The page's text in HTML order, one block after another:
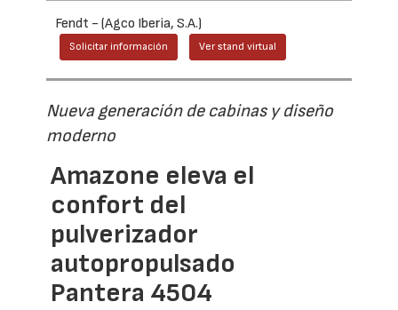
Fendt - (Agco Iberia, S.A.)
Solicitar información Ver stand virtual
Nueva generación de cabinas y diseño
moderno
Amazone eleva el
confort del
pulverizador
autopropulsado
Pantera 4504